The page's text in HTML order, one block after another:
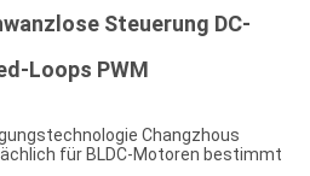
Steuerung DC-
Loops PWM
Changzhous
für BLDC-Motoren bestimmt